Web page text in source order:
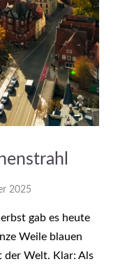
2025
gab es heute
Weile blauen
der Welt. Klar: Als